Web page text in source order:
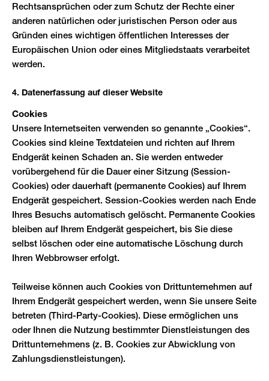
Rechtsansprüchen oder zum Schutz der Rechte einer
anderen natürlichen oder juristischen Person oder aus
Gründen eines wichtigen öffentlichen Interesses der
Europäischen Union oder eines Mitgliedstaats verarbeitet
werden.
4. Datenerfassung auf dieser Website
Cookies
Unsere Internetseiten verwenden so genannte „Cookies“.
Cookies sind kleine Textdateien und richten auf Ihrem
Endgerät keinen Schaden an. Sie werden entweder
vorübergehend für die Dauer einer Sitzung (Session-
Cookies) oder dauerhaft (permanente Cookies) auf Ihrem
Endgerät gespeichert. Session-Cookies werden nach Ende
Ihres Besuchs automatisch gelöscht. Permanente Cookies
bleiben auf Ihrem Endgerät gespeichert, bis Sie diese
selbst löschen oder eine automatische Löschung durch
Ihren Webbrowser erfolgt.
Teilweise können auch Cookies von Drittunternehmen auf
Ihrem Endgerät gespeichert werden, wenn Sie unsere Seite
betreten (Third-Party-Cookies). Diese ermöglichen uns
oder Ihnen die Nutzung bestimmter Dienstleistungen des
Drittunternehmens (z. B. Cookies zur Abwicklung von
Zahlungsdienstleistungen).